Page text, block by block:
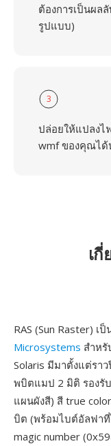
ต้องการเป็นผล
รูปแบบ)
3
ปล่อยให้แปลง
wmf ของคุณได้
เ
RAS (Sun Raster)
Microsystems สำหรั
Solaris มีมาตั้งแต่รา
พบิตแมป 2 มิติ รองรั
แผนผังสี) สี true
บิต (พร้อมไบต์อัลฟา
magic number